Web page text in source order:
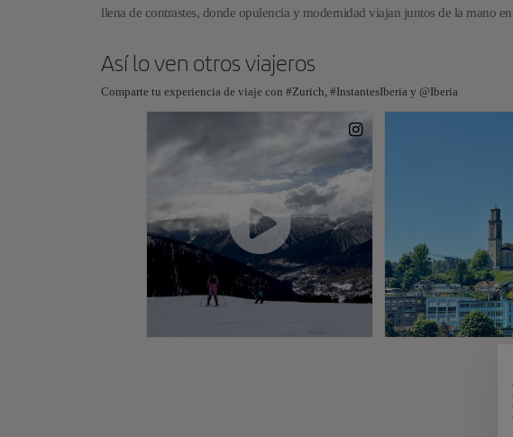
llena de contrastes, donde opulencia y modernidad viajan juntos de la mano
Así lo ven otros viajeros
Comparte tu experiencia de viaje con #Zurich, #InstantesIberia y @Iberia